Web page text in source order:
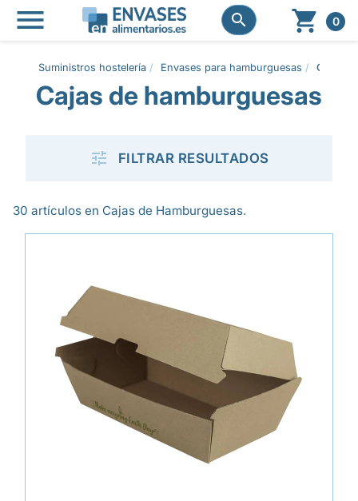
 
  0
Suministros hostelería Envases para hamburguesas Cajas
Cajas de hamburguesas
 FILTRAR RESULTADOS
30 artículos en Cajas de Hamburguesas.